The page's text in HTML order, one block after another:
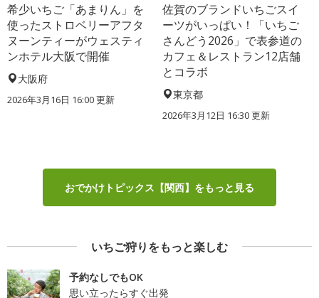
希少いちご「あまりん」を
使ったストロベリーアフタ
ヌーンティーがウェスティ
ンホテル大阪で開催
大阪府
2026年3月16日 16:00 更新
佐賀のブランドいちごスイ
ーツがいっぱい！「いちご
さんどう2026」で表参道の
カフェ＆レストラン12店舗
とコラボ
東京都
2026年3月12日 16:30 更新
おでかけトピックス【関西】をもっと見る
いちご狩りをもっと楽しむ
予約なしでもOK
思い立ったらすぐ出発